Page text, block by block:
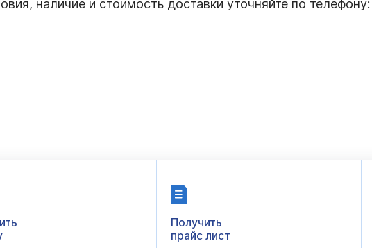
наличие и стоимость доставки уточняйте по телефону:
Получить
прайс лист